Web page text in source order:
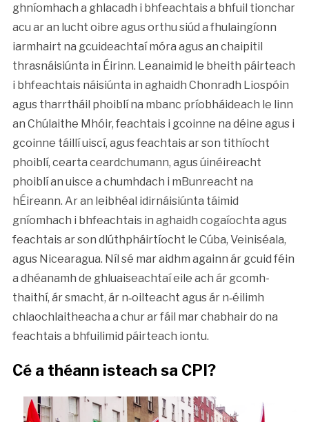
ghníomhach a ghlacadh i bhfeachtais a bhfuil tionchar
acu ar an lucht oibre agus orthu siúd a fhulaingíonn
iarmhairt na gcuideachtaí móra agus an chaipitil
thrasnáisiúnta in Éirinn. Leanaimid le bheith páirteach
i bhfeachtais náisiúnta in aghaidh Chonradh Liospóin
agus tharrtháil phoiblí na mbanc príobháideach le linn
an Chúlaithe Mhóir, feachtais i gcoinne na déine agus i
gcoinne táillí uiscí, agus feachtais ar son tithíocht
phoiblí, cearta ceardchumann, agus úinéireacht
phoiblí an uisce a chumhdach i mBunreacht na
hÉireann. Ar an leibhéal idirnáisiúnta táimid
gníomhach i bhfeachtais in aghaidh cogaíochta agus
feachtais ar son dlúthpháirtíocht le Cúba, Veiniséala,
agus Nicearagua. Níl sé mar aidhm againn ár gcuid féin
a dhéanamh de ghluaiseachtaí eile ach ár gcomh-
thaithí, ár smacht, ár n‑oilteacht agus ár n‑éilimh
chlaochlaitheacha a chur ar fáil mar chabhair do na
feachtais a bhfuilimid páirteach iontu.
Cé a théann isteach sa CPI?